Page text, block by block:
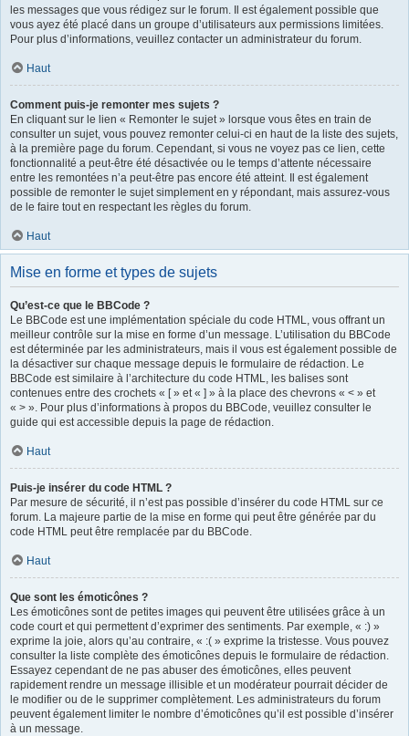
les messages que vous rédigez sur le forum. Il est également possible que
vous ayez été placé dans un groupe d’utilisateurs aux permissions limitées.
Pour plus d’informations, veuillez contacter un administrateur du forum.
Haut
Comment puis-je remonter mes sujets ?
En cliquant sur le lien « Remonter le sujet » lorsque vous êtes en train de
consulter un sujet, vous pouvez remonter celui-ci en haut de la liste des sujets,
à la première page du forum. Cependant, si vous ne voyez pas ce lien, cette
fonctionnalité a peut-être été désactivée ou le temps d’attente nécessaire
entre les remontées n’a peut-être pas encore été atteint. Il est également
possible de remonter le sujet simplement en y répondant, mais assurez-vous
de le faire tout en respectant les règles du forum.
Haut
Mise en forme et types de sujets
Qu’est-ce que le BBCode ?
Le BBCode est une implémentation spéciale du code HTML, vous offrant un
meilleur contrôle sur la mise en forme d’un message. L’utilisation du BBCode
est déterminée par les administrateurs, mais il vous est également possible de
la désactiver sur chaque message depuis le formulaire de rédaction. Le
BBCode est similaire à l’architecture du code HTML, les balises sont
contenues entre des crochets « [ » et « ] » à la place des chevrons « < » et
« > ». Pour plus d’informations à propos du BBCode, veuillez consulter le
guide qui est accessible depuis la page de rédaction.
Haut
Puis-je insérer du code HTML ?
Par mesure de sécurité, il n’est pas possible d’insérer du code HTML sur ce
forum. La majeure partie de la mise en forme qui peut être générée par du
code HTML peut être remplacée par du BBCode.
Haut
Que sont les émoticônes ?
Les émoticônes sont de petites images qui peuvent être utilisées grâce à un
code court et qui permettent d’exprimer des sentiments. Par exemple, « :) »
exprime la joie, alors qu’au contraire, « :( » exprime la tristesse. Vous pouvez
consulter la liste complète des émoticônes depuis le formulaire de rédaction.
Essayez cependant de ne pas abuser des émoticônes, elles peuvent
rapidement rendre un message illisible et un modérateur pourrait décider de
le modifier ou de le supprimer complètement. Les administrateurs du forum
peuvent également limiter le nombre d’émoticônes qu’il est possible d’insérer
à un message.